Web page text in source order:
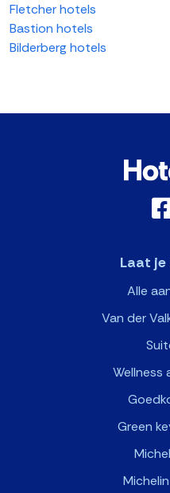
Fletcher hotels
Bastion hotels
Bilderberg hotels
Laat je
Alle
Van der
Wellness
Green